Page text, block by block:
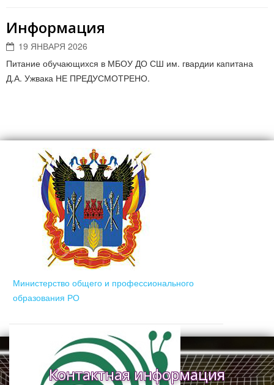
Информация
19 ЯНВАРЯ 2026
Питание обучающихся в МБОУ ДО СШ им. гвардии капитана
Д.А. Ужвака НЕ ПРЕДУСМОТРЕНО.
Министерство общего и профессионального
образования РО
Контактная информация